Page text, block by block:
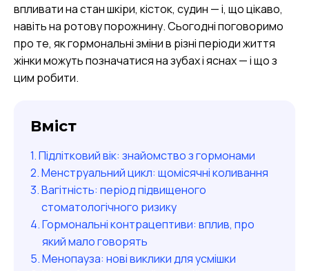
впливати на стан шкіри, кісток, судин — і, що цікаво,
навіть на ротову порожнину. Сьогодні поговоримо
про те, як гормональні зміни в різні періоди життя
жінки можуть позначатися на зубах і яснах — і що з
цим робити.
Вміст
Підлітковий вік: знайомство з гормонами
Менструальний цикл: щомісячні коливання
Вагітність: період підвищеного
стоматологічного ризику
Гормональні контрацептиви: вплив, про
який мало говорять
Менопауза: нові виклики для усмішки